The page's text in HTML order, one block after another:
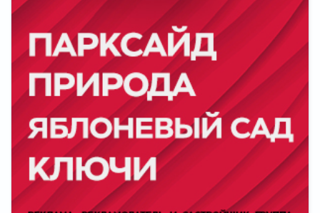
Новостройки на карте
Блог
Черный список ЖК
Рекламодателям
Политика конфиденциальности
Карта сайта